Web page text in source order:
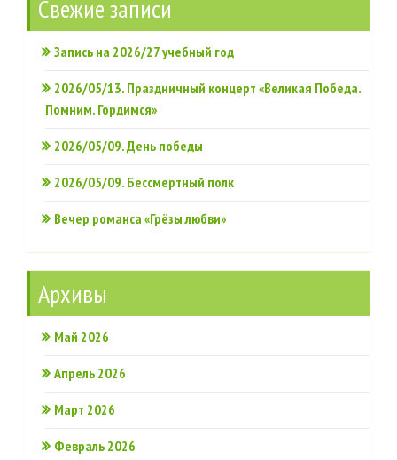
Свежие записи
Запись на 2026/27 учебный год
2026/05/13. Праздничный концерт «Великая Победа.
Помним. Гордимся»
2026/05/09. День победы
2026/05/09. Бессмертный полк
Вечер романса «Грёзы любви»
Архивы
Май 2026
Апрель 2026
Март 2026
Февраль 2026